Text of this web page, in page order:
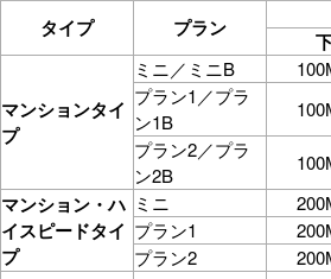
タイプ プラン
マンションタイ
プ
ミニ／ミニB
プラン1／プラ
ン1B
プラン2／プラ
ン2B
マンション・ハ
イスピードタイ
プ
ミニ
プラン1
プラン2